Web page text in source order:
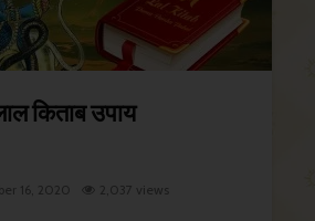
किताब उपाय
16, 2020 2,037 views